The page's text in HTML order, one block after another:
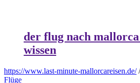
der flug nach
wissen
https://www.last-minute-mallorcareisen.de/
Flüge